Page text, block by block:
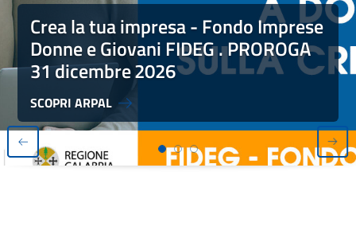
Crea la tua impresa - Fondo Imprese Donne e Giovani
Crea la tua impresa - Fondo Imprese
Donne e Giovani FIDEG . PROROGA
31 dicembre2026
SCOPRI ARPAL